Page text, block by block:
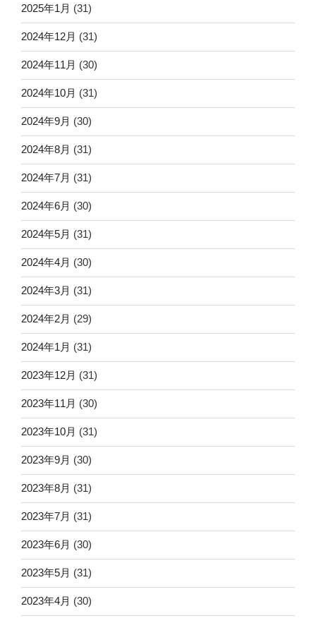
2025年1月 (31)
2024年12月 (31)
2024年11月 (30)
2024年10月 (31)
2024年9月 (30)
2024年8月 (31)
2024年7月 (31)
2024年6月 (30)
2024年5月 (31)
2024年4月 (30)
2024年3月 (31)
2024年2月 (29)
2024年1月 (31)
2023年12月 (31)
2023年11月 (30)
2023年10月 (31)
2023年9月 (30)
2023年8月 (31)
2023年7月 (31)
2023年6月 (30)
2023年5月 (31)
2023年4月 (30)